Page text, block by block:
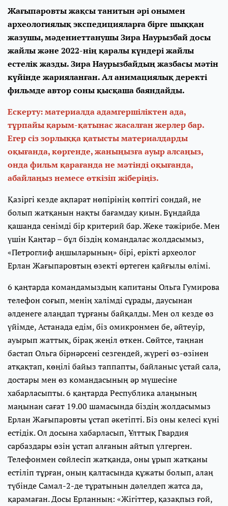
Жағыпаровты жақсы танитын әрі онымен
археологиялық экспедицияларға бірге шыққан
жазушы, мәдениеттанушы Зира Наурызбай досы
жайлы және 2022-нің қаралы күндері жайлы
естелік жазды. Зира Наурызбайдың жазбасы мәтін
күйінде жарияланған. Ал анимациялық деректі
фильмде автор соны қысқаша баяндайды.
Ескерту: материалда адамгершіліктен ада,
тұрпайы қарым-қатынас жасалған жерлер бар.
Егер сіз зорлыққа қатысты материалдарды
оқығанда, көргенде, жаныңызға ауыр алсаңыз,
онда фильм қарағанда не мәтінді оқығанда,
абайлаңыз немесе өткізіп жіберіңіз.
Қазіргі кезде ақпарат нөпірінің көптігі сондай, не
болып жатқанын нақты бағамдау қиын. Бұндайда
қашанда сенімді бір критерий бар. Жеке тәжірибе. Мен
үшін Қаңтар – бұл біздің командалас жолдасымыз,
«Петроглиф аңшыларының» бірі, ерікті археолог
Ерлан Жағыпаровтың өзекті өртеген қайғылы өлімі.
6 қаңтарда командамыздың капитаны Ольга Гумирова
телефон соғып, менің халімді сұрады, даусынан
әлденеге алаңдап тұрғаны байқалды. Мен ол кезде өз
үйімде, Астанада едім, біз омикронмен бе, әйтеуір,
ауырып жаттық, бірақ жеңіл өткен. Сөйтсе, таңнан
бастап Ольга бірнәрсені сезгендей, жүрегі өз-өзінен
атқақтап, көңілі байыз таппапты, байланыс ұстай сала,
достары мен өз командасының әр мүшесіне
хабарласыпты. 6 қаңтарда Республика алаңының
маңынан сағат 19.00 шамасында біздің жолдасымыз
Ерлан Жағыпаровты ұстап әкетіпті. Біз оны келесі күні
естідік. Ол досына хабарласып, Ұлттық Гвардия
сарбаздары өзін ұстап алғанын айтып үлгерген.
Телефонмен сөйлесіп жатқанда, оны ұрып жатқаны
естіліп тұрған, оның қалтасында құжаты болып, алаң
түбінде Самал-2-де тұратынын дәлелдеп жатса да,
қарамаған. Досы Ерланның: «Жігіттер, қазақпыз ғой,